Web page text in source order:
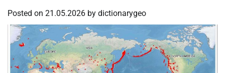
Posted on 21.05.2026 by dictionarygeo